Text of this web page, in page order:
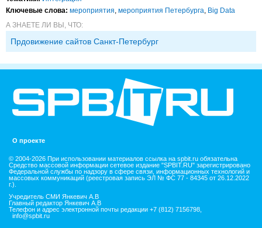
Ключевые слова: мероприятия мероприятия Петербурга Big Data
А ЗНАЕТЕ ЛИ ВЫ, ЧТО:
Прдовижение сайтов Санкт-Петербург
О проекте
© 2004-2026 При использовании материалов ссылка на spbit.ru обязательна
Средство массовой информации сетевое издание "SPBIT.RU" зарегистрировано
Федеральной службы по надзору в сфере связи, информационных технологий и
массовых коммуникаций (реестровая запись ЭЛ № ФС 77 - 84345 от 26.12.2022
г.).
Учредитель СМИ Янкевич А.В
Главный редактор Янкевич А.В
Телефон и адрес электронной почты редакции +7 (812) 7156798,
info@spbit.ru